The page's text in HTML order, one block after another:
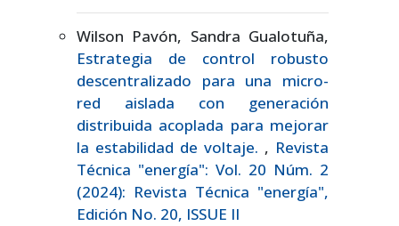
Wilson Pavón, Sandra Gualotuña,
Estrategia de control robusto
descentralizado para una micro-
red aislada con generación
distribuida acoplada para mejorar
la estabilidad de voltaje. , Revista
Técnica "energía": Vol. 20 Núm. 2
(2024): Revista Técnica "energía",
Edición No. 20, ISSUE II